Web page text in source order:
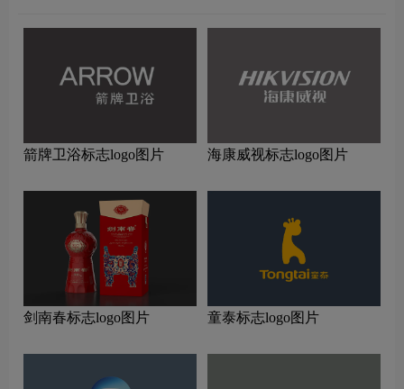
箭牌卫浴标志logo图片 海康威视标志logo图片
剑南春标志logo图片 童泰标志logo图片